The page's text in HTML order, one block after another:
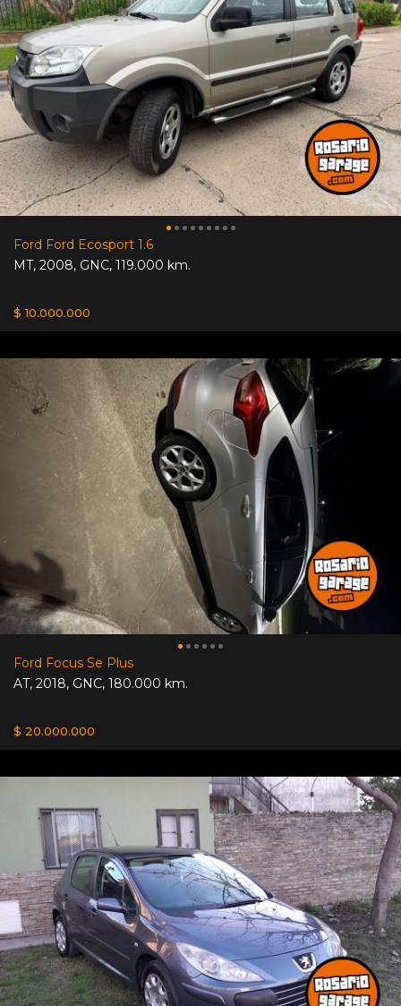
Ford Ford Ecosport 1.6
MT, 2008, GNC, 119.000 km.
$ 10.000.000
Ford Focus Se Plus
AT, 2018, GNC, 180.000 km.
$ 20.000.000